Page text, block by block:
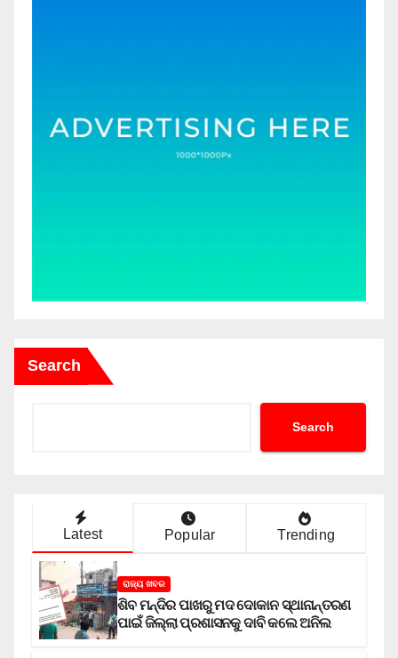
Search
Search
Latest Popular Trending
ରାଜ୍ୟ ଖବର
ଶିବ ମନ୍ଦିର ପାଖରୁ ମଦ ଦୋକାନ ସ୍ଥାନାନ୍ତରଣ
ପାଇଁ ଜିଲ୍ଲା ପ୍ରଶାସନକୁ ଦାବି କଲେ ଅନିଲ